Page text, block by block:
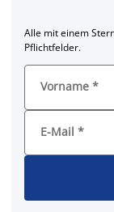
Alle mit einem
Pflichtfelder.
Vorname *
E-Mail *